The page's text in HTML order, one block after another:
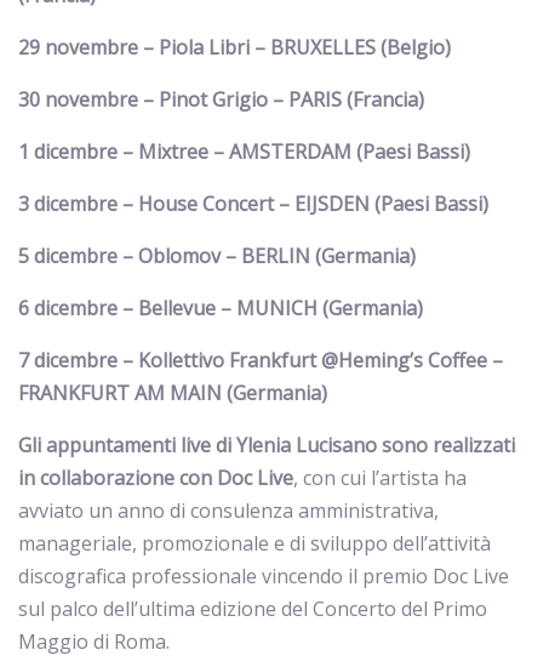
29 novembre – Piola Libri – BRUXELLES (Belgio)
30 novembre – Pinot Grigio – PARIS (Francia)
1 dicembre – Mixtree – AMSTERDAM (Paesi Bassi)
3 dicembre – House Concert – EIJSDEN (Paesi Bassi)
5 dicembre – Oblomov – BERLIN (Germania)
6 dicembre – Bellevue – MUNICH (Germania)
7 dicembre – Kollettivo Frankfurt @Heming’s Coffee –
FRANKFURT AM MAIN (Germania)
Gli appuntamenti live di Ylenia Lucisano sono realizzati
in collaborazione con Doc Live, con cui l’artista ha
avviato un anno di consulenza amministrativa,
manageriale, promozionale e di sviluppo dell’attività
discografica professionale vincendo il premio Doc Live
sul palco dell’ultima edizione del Concerto del Primo
Maggio di Roma.